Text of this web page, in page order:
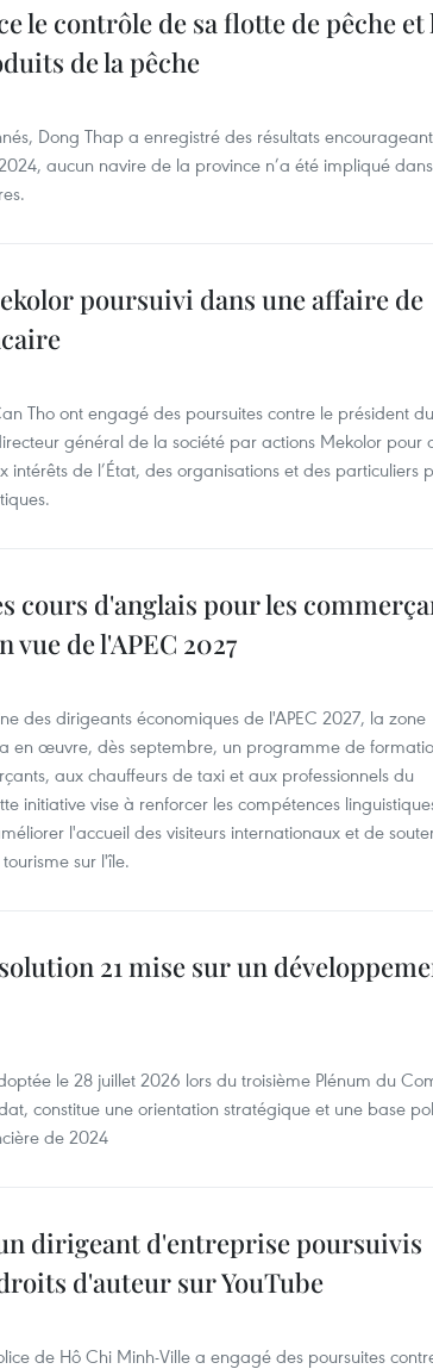
le contrôle de sa flotte de pêche et
de la pêche
Dong Thap a enregistré des résultats
aucun navire de la province n’a été impliqué
poursuivi dans une affaire de
Tho ont engagé des poursuites contre le président du
général de la société par actions Mekolor pour
intérêts de l’État, des organisations et des particuliers
cours d'anglais pour les
vue de l'APEC 2027
des dirigeants économiques de l'APEC 2027, la zone
en œuvre, dès septembre, un programme de
aux chauffeurs de taxi et aux professionnels du
initiative vise à renforcer les compétences
l'accueil des visiteurs internationaux et de
sur l'île.
21 mise sur un
le 28 juillet 2026 lors du troisième Plénum du
constitue une orientation stratégique et une base
de 2024
dirigeant d'entreprise poursuivis
d'auteur sur YouTube
de Hô Chi Minh-Ville a engagé des poursuites